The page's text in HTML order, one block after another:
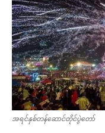
အရင်နှစ်တန်ဆောင်တိုင်ပွဲတော်